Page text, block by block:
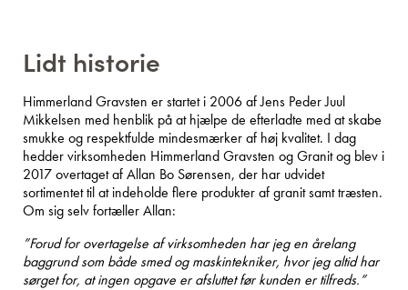
Lidt historie
Himmerland Gravsten er startet i 2006 af Jens Peder Juul
Mikkelsen med henblik på at hjælpe de efterladte med at skabe
smukke og respektfulde mindesmærker af høj kvalitet. I dag
hedder virksomheden Himmerland Gravsten og Granit og blev i
2017 overtaget af Allan Bo Sørensen, der har udvidet
sortimentet til at indeholde flere produkter af granit samt træsten.
Om sig selv fortæller Allan:
”Forud for overtagelse af virksomheden har jeg en årelang
baggrund som både smed og maskintekniker, hvor jeg altid har
sørget for, at ingen opgave er afsluttet før kunden er tilfreds.”